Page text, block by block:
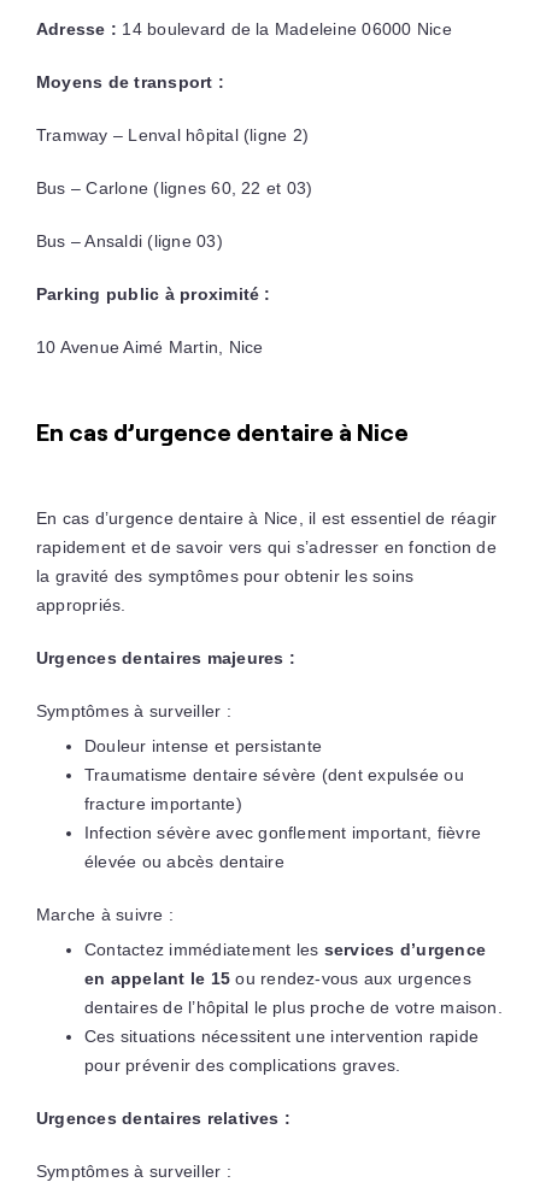
Adresse : 14 boulevard de la Madeleine 06000 Nice
Moyens de transport :
Tramway – Lenval hôpital (ligne 2)
Bus – Carlone (lignes 60, 22 et 03)
Bus – Ansaldi (ligne 03)
Parking public à proximité :
10 Avenue Aimé Martin, Nice
En cas d’urgence dentaire à Nice
En cas d’urgence dentaire à Nice, il est essentiel de réagir
rapidement et de savoir vers qui s’adresser en fonction de
la gravité des symptômes pour obtenir les soins
appropriés.
Urgences dentaires majeures :
Symptômes à surveiller :
Douleur intense et persistante
Traumatisme dentaire sévère (dent expulsée ou
fracture importante)
Infection sévère avec gonflement important, fièvre
élevée ou abcès dentaire
Marche à suivre :
Contactez immédiatement les services d’urgence
en appelant le 15ou rendez-vous aux urgences
dentaires de l’hôpital le plus proche de votre maison.
Ces situations nécessitent une intervention rapide
pour prévenir des complications graves.
Urgences dentaires relatives :
Symptômes à surveiller :